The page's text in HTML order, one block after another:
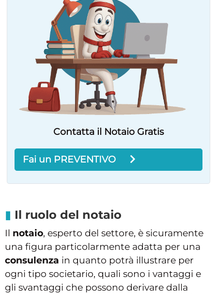
Contatta il Notaio Gratis
Fai un PREVENTIVO
Il ruolo del notaio
Il notaio, esperto del settore, è sicuramente
una figura particolarmente adatta per una
consulenza in quanto potrà illustrare per
ogni tipo societario, quali sono i vantaggi e
gli svantaggi che possono derivare dalla